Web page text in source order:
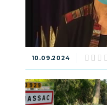
10.09.2024